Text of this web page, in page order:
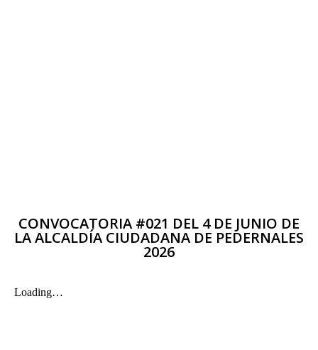
CONVOCATORIA #021 DEL 4 DE JUNIO DE
LA ALCALDÍA CIUDADANA DE PEDERNALES
2026